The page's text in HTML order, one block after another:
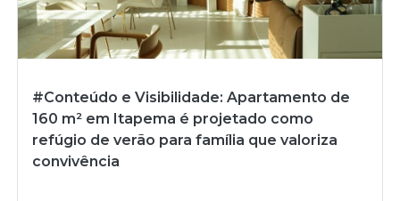
#Conteúdo e Visibilidade: Apartamento de
160 m² em Itapema é projetado como
refúgio de verão para família que valoriza
convivência